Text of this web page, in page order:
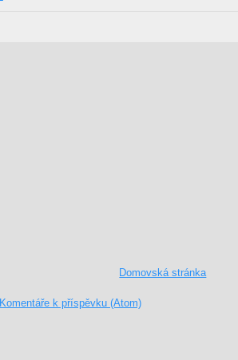
Domovská stránka
Komentáře k příspěvku (Atom)